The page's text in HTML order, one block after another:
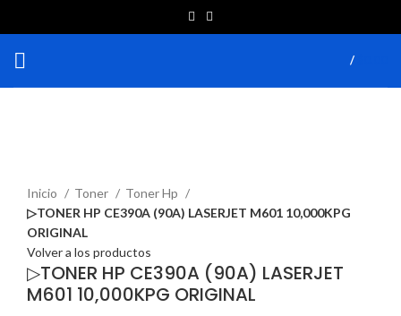
/
Inicio
Toner
Toner Hp
▷TONER HP CE390A (90A) LASERJET M601 10,000KPG
ORIGINAL
Volver a los productos
▷TONER HP CE390A (90A) LASERJET
M601 10,000KPG ORIGINAL